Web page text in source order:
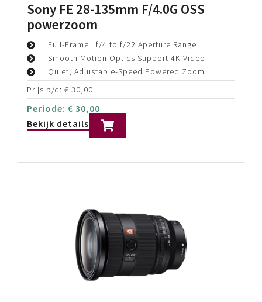
Sony FE 28-135mm F/4.0G OSS
powerzoom
Full-Frame | f/4 to f/22 Aperture Range
Smooth Motion Optics Support 4K Video
Quiet, Adjustable-Speed Powered Zoom
Prijs p/d: € 30,00
Periode: € 30,00
Bekijk details